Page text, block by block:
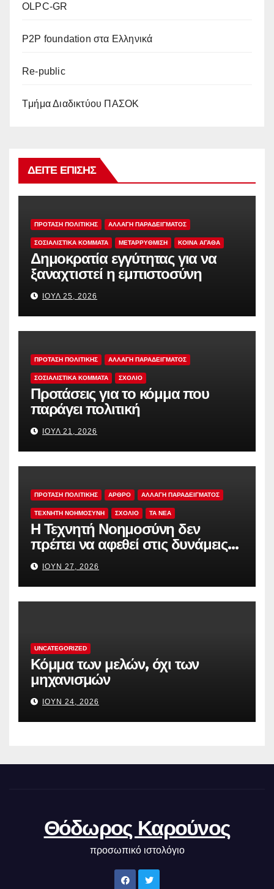
OLPC-GR
P2P foundation στα Ελληνικά
Re-public
Tμήμα Διαδικτύου ΠΑΣΟΚ
ΔΕΊΤΕ ΕΠΊΣΗΣ
ΠΡΟΤΑΣΗ ΠΟΛΙΤΙΚΗΣ ΑΛΛΑΓΗ ΠΑΡΑΔΕΙΓΜΑΤΟΣ
ΣΟΣΙΑΛΙΣΤΙΚΆ ΚΌΜΜΑΤΑ ΜΕΤΑΡΡΥΘΜΙΣΗ ΚΟΙΝΑ ΑΓΑΘΑ
Δημοκρατία εγγύτητας για να
ξαναχτιστεί η εμπιστοσύνη
ΙΟΎΛ 25, 2026
ΠΡΟΤΑΣΗ ΠΟΛΙΤΙΚΗΣ ΑΛΛΑΓΗ ΠΑΡΑΔΕΙΓΜΑΤΟΣ
ΣΟΣΙΑΛΙΣΤΙΚΆ ΚΌΜΜΑΤΑ ΣΧΟΛΙΟ
Προτάσεις για το κόμμα που
παράγει πολιτική
ΙΟΎΛ 21, 2026
ΠΡΟΤΑΣΗ ΠΟΛΙΤΙΚΗΣ ΑΡΘΡΟ ΑΛΛΑΓΗ ΠΑΡΑΔΕΙΓΜΑΤΟΣ
ΤΕΧΝΗΤΗ ΝΟΗΜΟΣΥΝΗ ΣΧΟΛΙΟ TA NEA
Η Τεχνητή Νοημοσύνη δεν
πρέπει να αφεθεί στις δυνάμεις
της αγοράς
ΙΟΎΝ 27, 2026
UNCATEGORIZED
Κόμμα των μελών, όχι των
μηχανισμών
ΙΟΎΝ 24, 2026
Θόδωρος Καρούνος
προσωπικό ιστολόγιο